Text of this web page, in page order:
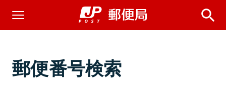
郵便番号検索